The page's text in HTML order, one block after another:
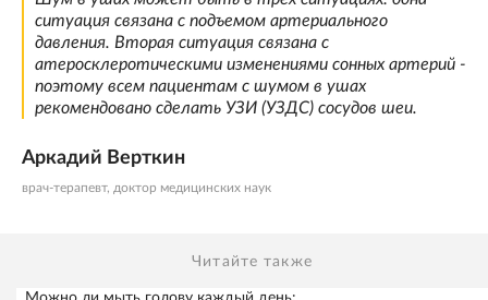
ситуация связана с подъемом артериального
давления. Вторая ситуация связана с
атеросклеротическими изменениями сонных артерий -
поэтому всем пациентам с шумом в ушах
рекомендовано сделать УЗИ (УЗДС) сосудов шеи.
Аркадий Верткин
врач-терапевт, доктор медицинских наук
Читайте также